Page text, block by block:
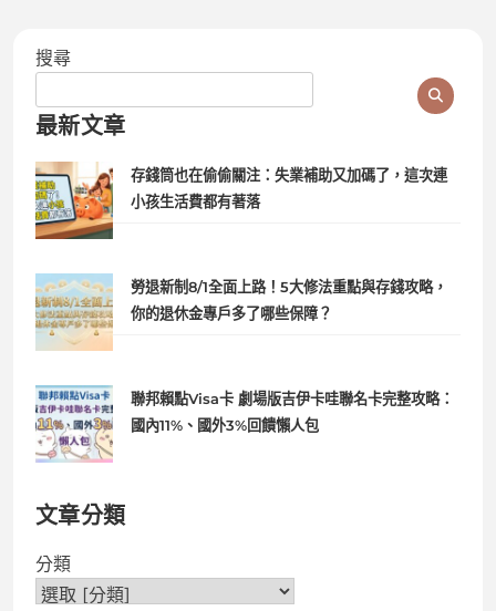
搜尋
最新文章
存錢筒也在偷偷關注：失業補助又加碼了，這次連
小孩生活費都有著落
勞退新制8/1全面上路！5大修法重點與存錢攻略，
你的退休金專戶多了哪些保障？
聯邦賴點Visa卡 劇場版吉伊卡哇聯名卡完整攻略：
國內11%、國外3%回饋懶人包
文章分類
分類